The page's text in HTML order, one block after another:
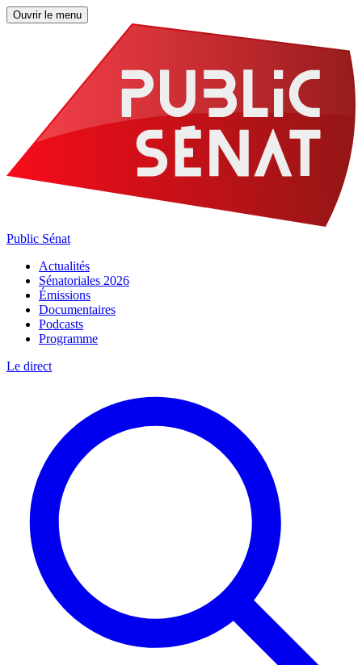
Ouvrir le menu
Public Sénat
Actualités
Sénatoriales 2026
Émissions
Documentaires
Podcasts
Programme
Le direct